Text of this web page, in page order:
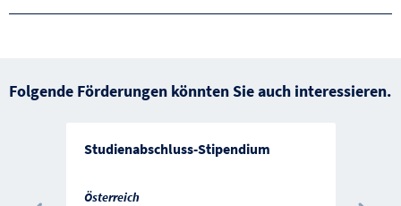
Folgende Förderungen könnten Sie auch interessieren.
Studienabschluss-Stipendium
Österreich